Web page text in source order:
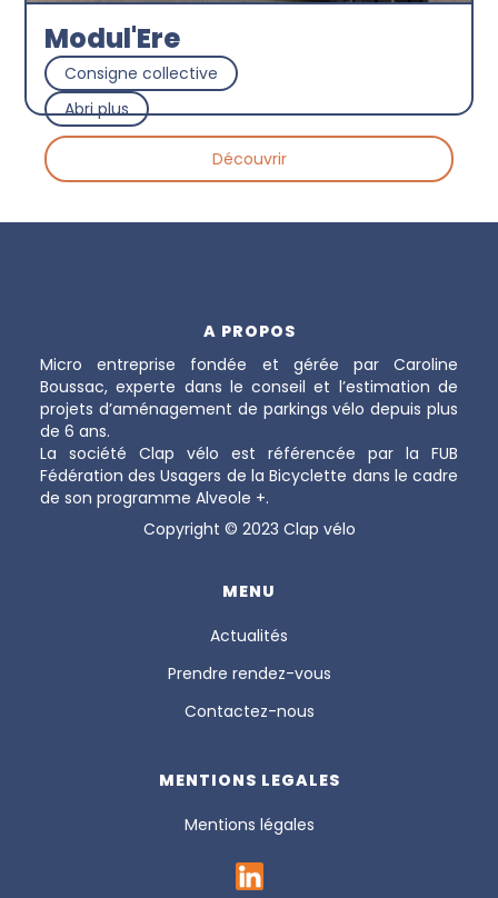
Modul'Ere
Consigne collective
Abri plus
Découvrir
A PROPOS
Micro entreprise fondée et gérée par Caroline
Boussac, experte dans le conseil et l’estimation de
projets d’aménagement de parkings vélo depuis plus
de 6 ans.
La société Clap vélo est référencée par la FUB
Fédération des Usagers de la Bicyclette dans le cadre
de son programme Alveole +.
Copyright © 2023 Clap vélo
MENU
Actualités
Prendre rendez-vous
Contactez-nous
MENTIONS LEGALES
Mentions légales